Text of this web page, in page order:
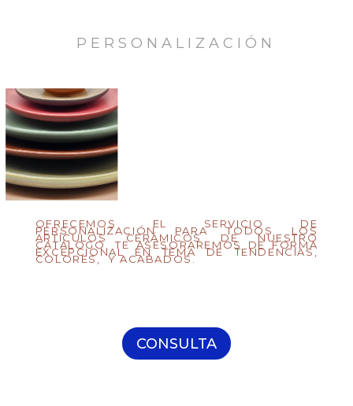
PERSONALIZACIÓN
OFRECEMOS EL SERVICIO DE
PERSONALIZACIÓN PARA TODOS LOS
ARTÍCULOS CERÁMICOS DE NUESTRO
CATÁLOGO. TE ASESORAREMOS DE FORMA
EXCEPCIONAL EN TEMA DE TENDENCIAS,
COLORES, Y ACABADOS.
CONSULTA